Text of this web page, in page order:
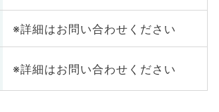
※詳細はお問い合わせください
※詳細はお問い合わせください